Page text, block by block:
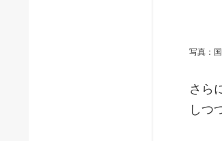
写真：
さら
しつ